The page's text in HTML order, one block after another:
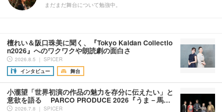
まだまだ舞台について勉強中。
檀れい＆阪口珠美に聞く、『Tokyo Kaidan Collectio
n2026』へのワクワクや朗読劇の面白さ
2026.8.5 ｜ SPICER
インタビュー
舞台
小瀧望「世界初演の作品の魅力を存分に伝えたい」と
意欲を語る PARCO PRODUCE 2026『うま－馬…
2026.7.8 ｜ SPICER